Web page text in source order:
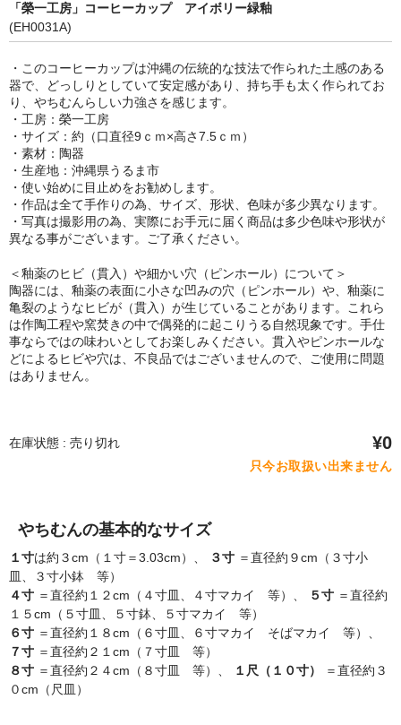
「榮一工房」コーヒーカップ アイボリー緑釉
(EH0031A)
・このコーヒーカップは沖縄の伝統的な技法で作られた土感のある
器で、どっしりとしていて安定感があり、持ち手も太く作られてお
り、やちむんらしい力強さを感じます。
・工房：榮一工房
・サイズ：約（口直径9ｃｍ×高さ7.5ｃｍ）
・素材：陶器
・生産地：沖縄県うるま市
・使い始めに目止めをお勧めします。
・作品は全て手作りの為、サイズ、形状、色味が多少異なります。
・写真は撮影用の為、実際にお手元に届く商品は多少色味や形状が
異なる事がございます。ご了承ください。
＜釉薬のヒビ（貫入）や細かい穴（ピンホール）について＞
陶器には、釉薬の表面に小さな凹みの穴（ピンホール）や、釉薬に
亀裂のようなヒビが（貫入）が生じていることがあります。これら
は作陶工程や窯焚きの中で偶発的に起こりうる自然現象です。手仕
事ならではの味わいとしてお楽しみください。貫入やピンホールな
どによるヒビや穴は、不良品ではございませんので、ご使用に問題
はありません。
在庫状態 : 売り切れ ¥0
只今お取扱い出来ません
やちむんの基本的なサイズ
１寸は約３cm（１寸＝3.03cm）、 ３寸 ＝直径約９cm（３寸小
皿、３寸小鉢 等）
４寸 ＝直径約１２cm（４寸皿、４寸マカイ 等）、 ５寸 ＝直径約
１５cm（５寸皿、５寸鉢、５寸マカイ 等）
６寸 ＝直径約１８cm（６寸皿、６寸マカイ そばマカイ 等）、
７寸 ＝直径約２１cm（７寸皿 等）
８寸 ＝直径約２４cm（８寸皿 等）、 １尺（１０寸）
＝直径約３
０cm（尺皿）